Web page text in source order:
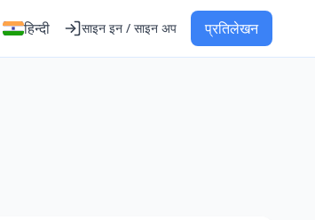
हिन्दी साइन इन / साइन अप प्रतिलेखन